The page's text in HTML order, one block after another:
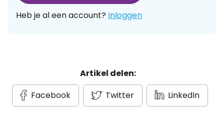
Heb je al een account? Inloggen
Artikel delen:
Facebook
Twitter LinkedIn